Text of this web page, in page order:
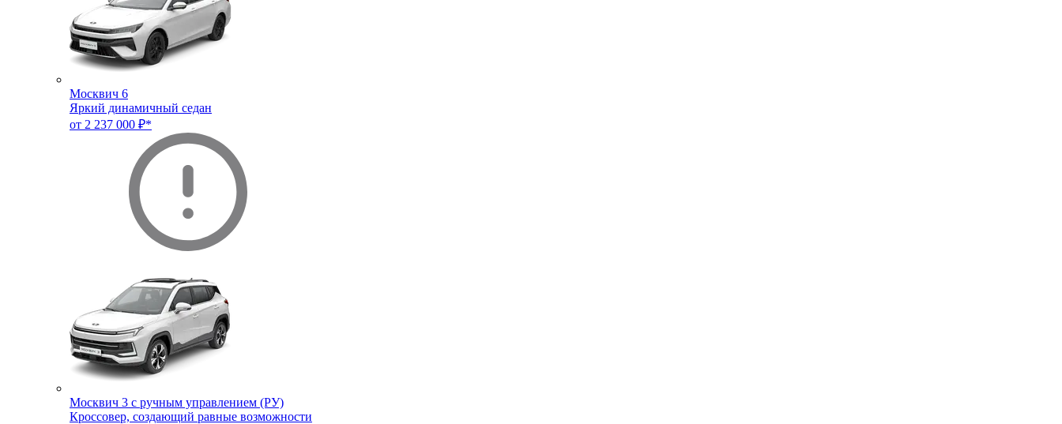
Москвич 6
Яркий динамичный седан
от 2 237 000 ₽*
Москвич 3 с ручным управлением (РУ)
Кроссовер, создающий равные возможности